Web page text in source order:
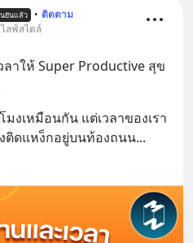
ยันแล้ว • ติดตาม
ไลฟ์สไตล์
าให้ Super Productive สุข
มงเหมือนกัน แต่เวลาของเรา
ติดแหง็กอยู่บนท้องถนน